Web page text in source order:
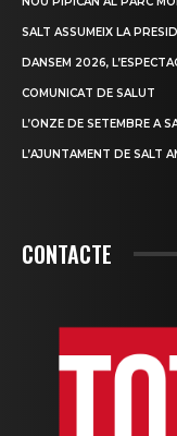
SALT ASSUMEIX LA
DANSEM 2026,
COMUNICAT DE SALUT
L’ONZE DE SETEMBRE A
L’AJUNTAMENT DE SALT
CONTACTE